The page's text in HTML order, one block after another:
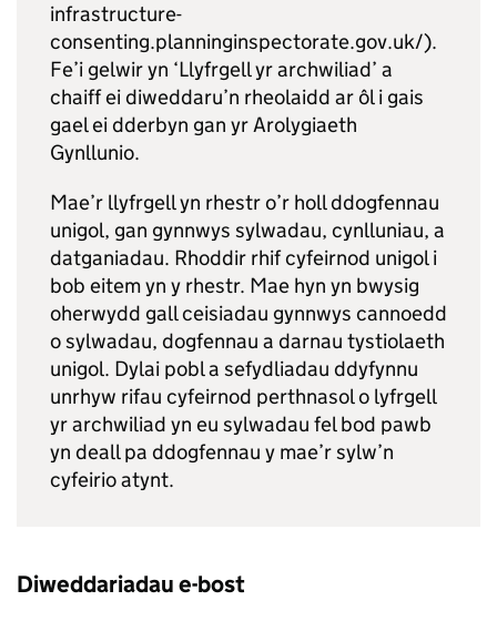
infrastructure-
consenting.planninginspectorate.gov.uk/).
Fe’i gelwir yn ‘Llyfrgell yr archwiliad’ a
chaiff ei diweddaru’n rheolaidd ar ôl i gais
gael ei dderbyn gan yr Arolygiaeth
Gynllunio.
Mae’r llyfrgell yn rhestr o’r holl ddogfennau
unigol, gan gynnwys sylwadau, cynlluniau, a
datganiadau. Rhoddir rhif cyfeirnod unigol i
bob eitem yn y rhestr. Mae hyn yn bwysig
oherwydd gall ceisiadau gynnwys cannoedd
o sylwadau, dogfennau a darnau tystiolaeth
unigol. Dylai pobl a sefydliadau ddyfynnu
unrhyw rifau cyfeirnod perthnasol o lyfrgell
yr archwiliad yn eu sylwadau fel bod pawb
yn deall pa ddogfennau y mae’r sylw’n
cyfeirio atynt.
Diweddariadau e-bost